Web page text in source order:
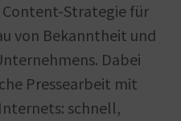
Strategie für
von Bekanntheit und
Dabei
Pressearbeit mit
schnell,